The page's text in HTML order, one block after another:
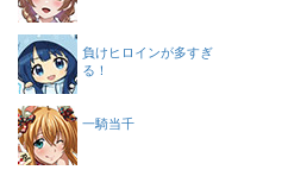
負けヒロインが多すぎ
る！
一騎当千